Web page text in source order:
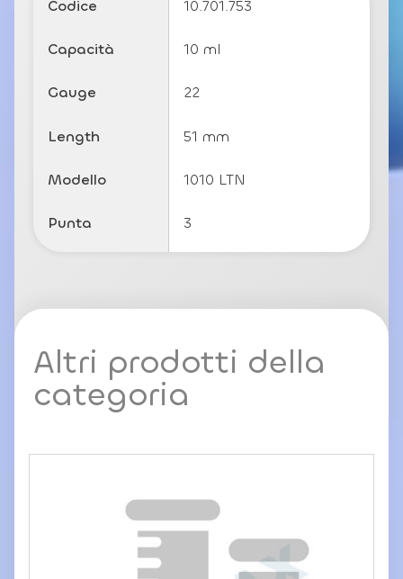
Codice 10.701.753
Capacità 10 ml
Gauge 22
Length 51 mm
Modello 1010 LTN
Punta 3
Altri prodotti della
categoria